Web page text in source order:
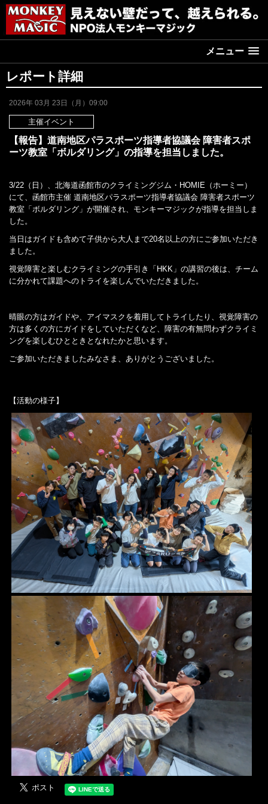
メニュー
レポート詳細
2026年 03月 23日（月）09:00
主催イベント
【報告】道南地区パラスポーツ指導者協議会 障害者スポ
ーツ教室「ボルダリング」の指導を担当しました。
3/22（日）、北海道函館市のクライミングジム・HOMIE（ホーミー）
にて、函館市主催 道南地区パラスポーツ指導者協議会 障害者スポーツ
教室「ボルダリング」が開催され、モンキーマジックが指導を担当しま
した。
当日はガイドも含めて子供から大人まで20名以上の方にご参加いただき
ました。
視覚障害と楽しむクライミングの手引き「HKK」の講習の後は、チーム
に分かれて課題へのトライを楽しんでいただきました。
晴眼の方はガイドや、アイマスクを着用してトライしたり、視覚障害の
方は多くの方にガイドをしていただくなど、障害の有無問わずクライミ
ングを楽しむひとときとなれたかと思います。
ご参加いただきましたみなさま、ありがとうございました。
【活動の様子】